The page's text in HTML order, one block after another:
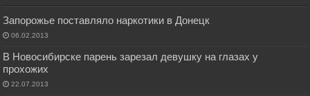
Запорожье поставляло наркотики в Донецк
06.02.2013
В Новосибирске парень зарезал девушку на глазах у
прохожих
22.07.2013